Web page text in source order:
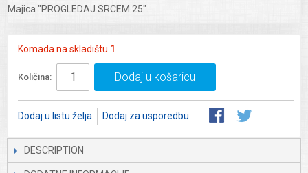
Majica "PROGLEDAJ SRCEM 25".
Komada na skladištu 1
Količina: Dodaj u košaricu
Dodaj u listu želja Dodaj za usporedbu
DESCRIPTION